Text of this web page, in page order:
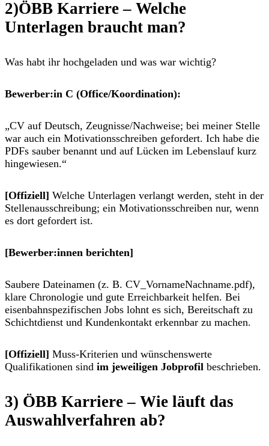
2)ÖBB Karriere – Welche
Unterlagen braucht man?
Was habt ihr hochgeladen und was war wichtig?
Bewerber:in C (Office/Koordination):
„CV auf Deutsch, Zeugnisse/Nachweise; bei meiner Stelle
war auch ein Motivationsschreiben gefordert. Ich habe die
PDFs sauber benannt und auf Lücken im Lebenslauf kurz
hingewiesen.“
[Offiziell] Welche Unterlagen verlangt werden, steht in der
Stellenausschreibung; ein Motivationsschreiben nur, wenn
es dort gefordert ist.
[Bewerber:innen berichten]
Saubere Dateinamen (z. B. CV_VornameNachname.pdf),
klare Chronologie und gute Erreichbarkeit helfen. Bei
eisenbahnspezifischen Jobs lohnt es sich, Bereitschaft zu
Schichtdienst und Kundenkontakt erkennbar zu machen.
[Offiziell] Muss-Kriterien und wünschenswerte
Qualifikationen sind im jeweiligen Jobprofil beschrieben.
3) ÖBB Karriere – Wie läuft das
Auswahlverfahren ab?